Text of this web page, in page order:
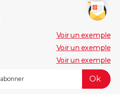
Voir un exemple
Voir un exemple
Voir un exemple